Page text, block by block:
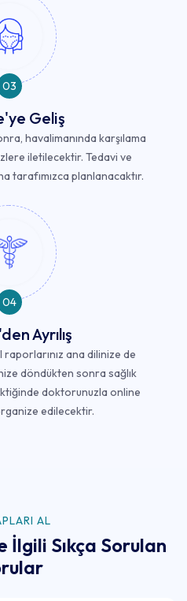
03
Geliş
havalimanında karşılama
iletilecektir. Tedavi ve
tarafımızca planlanacaktır.
04
Ayrılış
ana dilinize de
döndükten sonra sağlık
doktorunuzla online
edilecektir.
AL
İlgili Sıkça Sorulan